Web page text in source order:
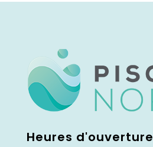
Heures d'ouverture